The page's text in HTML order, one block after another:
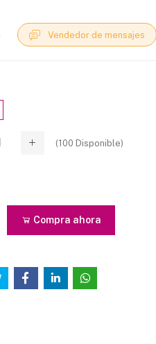
Vendedor de mensajes
(100 Disponible)
Compra ahora